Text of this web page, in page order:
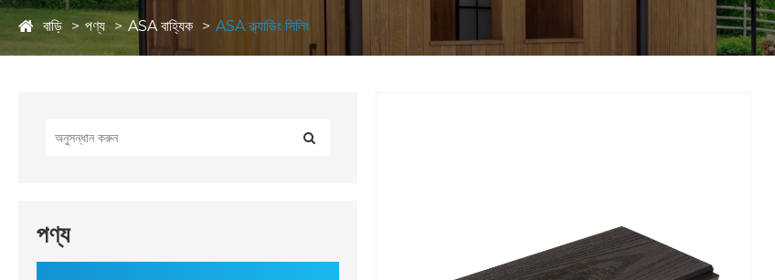
বাড়ি পণ্য ASA বাহ্যিক ASA ক্ল্যাডিং সিলিং
পণ্য